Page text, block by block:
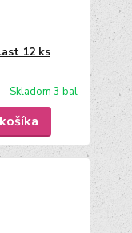
12 ks
Skladom 3 bal